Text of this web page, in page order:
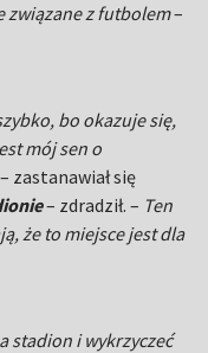
związane z futbolem–
bo okazuje się,
mój sen o
– zastanawiał się
– zdradził. – Ten
że to miejsce jest dla
stadion i wykrzyczeć